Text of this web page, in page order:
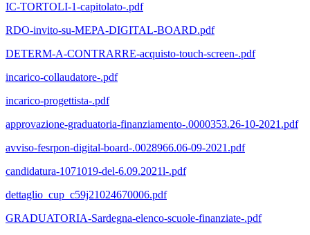
IC-TORTOLI-1-capitolato-.pdf
RDO-invito-su-MEPA-DIGITAL-BOARD.pdf
DETERM-A-CONTRARRE-acquisto-touch-screen-.pdf
incarico-collaudatore-.pdf
incarico-progettista-.pdf
approvazione-graduatoria-finanziamento-.0000353.26-10-2021.pdf
avviso-fesrpon-digital-board-.0028966.06-09-2021.pdf
candidatura-1071019-del-6.09.2021l-.pdf
dettaglio_cup_c59j21024670006.pdf
GRADUATORIA-Sardegna-elenco-scuole-finanziate-.pdf